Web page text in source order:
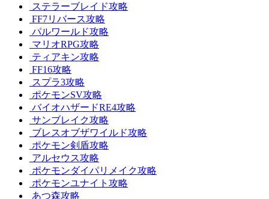
ステラーブレイド攻略
FF7リバース攻略
パルワールド攻略
マリオRPG攻略
ティアキン攻略
FF16攻略
スプラ3攻略
ポケモンSV攻略
バイオハザードRE4攻略
サンブレイク攻略
ブレスオブザワイルド攻略
ポケモン剣盾攻略
アルセウス攻略
ポケモンダイパリメイク攻略
ポケモンユナイト攻略
あつ森攻略